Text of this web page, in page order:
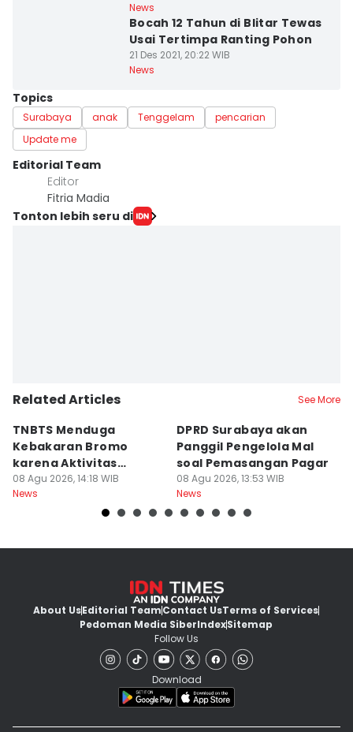
News
Bocah 12 Tahun di Blitar Tewas
Usai Tertimpa Ranting Pohon
21 Des 2021, 20:22 WIB
News
Topics
Surabaya anak Tenggelam
pencarian
Update me
Editorial Team
Editor
Fitria Madia
Tonton lebih seru di
Related Articles See More
TNBTS Menduga
Kebakaran Bromo
karena Aktivitas
Manusia
08 Agu 2026, 14:18 WIB
News
DPRD Surabaya akan
Panggil Pengelola Mal
soal Pemasangan Pagar
08 Agu 2026, 13:53 WIB
News
About UsEditorial TeamContact UsTerms of Services
Pedoman Media SiberIndexSitemap
Follow Us
Download